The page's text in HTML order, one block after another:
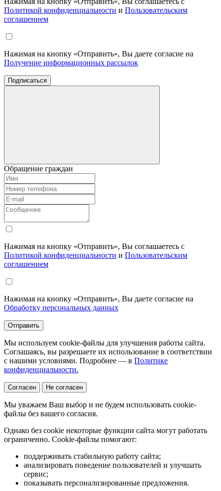
Политикой конфиденциальности и Пользовательским
соглашением
Нажимая на кнопку «Отправить», Вы даете согласие на
Получение информационных рассылок
Подписаться
Обращение граждан
Нажимая на кнопку «Отправить», Вы соглашаетесь с
Политикой конфиденциальности и Пользовательским
соглашением
Нажимая на кнопку «Отправить», Вы даете согласие на
Обработку персональных данных
Отправить
Мы используем cookie-файлы для улучшения работы сайта.
Соглашаясь, вы разрешаете их использование в соответствии
с нашими условиями. Подробнее — в Политике
конфиденциальности.
Согласен Не согласен
Мы уважаем Ваш выбор и не будем использовать cookie-
файлы без вашего согласия.
Однако без cookie некоторые функции сайта могут работать
ограниченно. Cookie-файлы помогают:
поддерживать стабильную работу сайта;
анализировать поведение пользователей и улучшать
сервис;
показывать персонализированные предложения.